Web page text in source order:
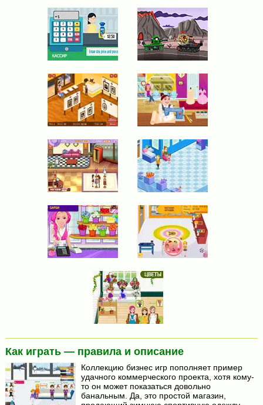
Как играть — правила и описание
Коллекцию бизнес игр пополняет пример
удачного коммерческого проекта, хотя кому-
то он может показаться довольно
банальным. Да, это простой магазин,